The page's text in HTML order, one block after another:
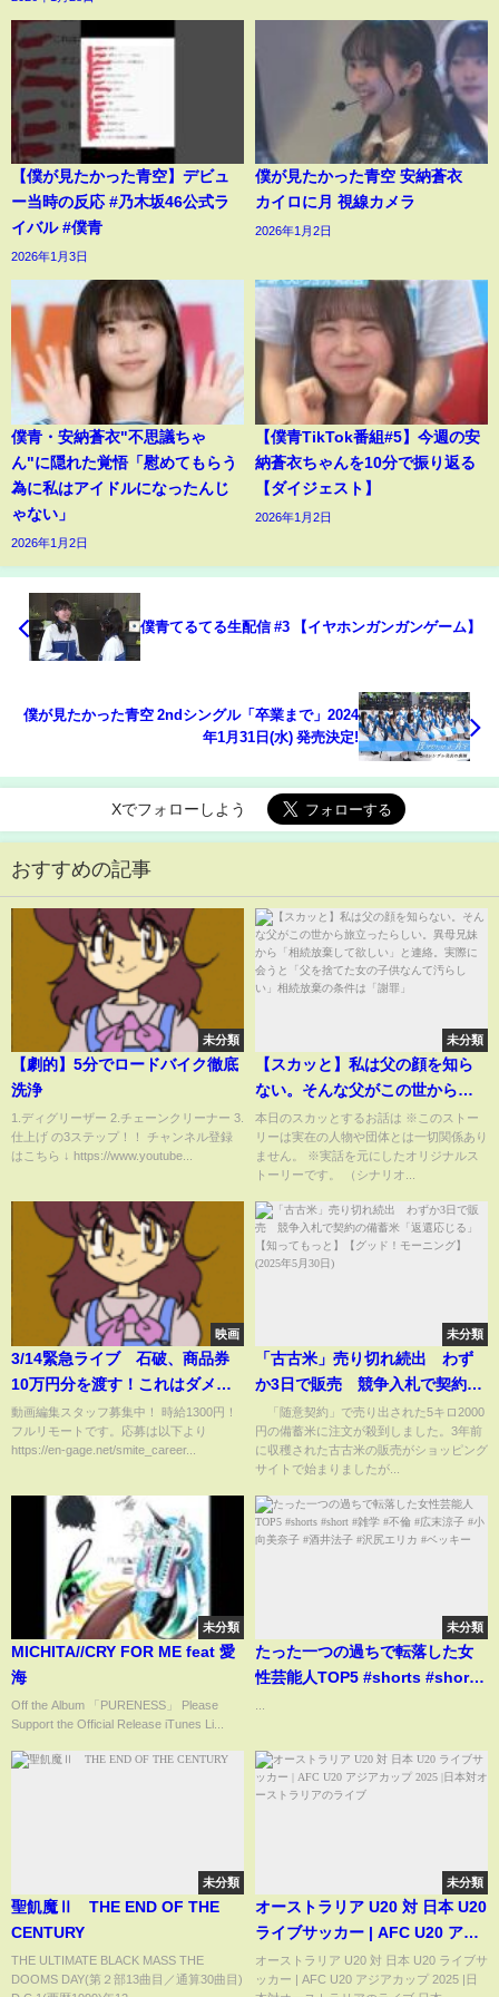
【僕が見たかった青空】デビュ
ー当時の反応 #乃木坂46公式ラ
イバル #僕青
2026年1月3日
僕が見たかった青空 安納蒼衣
カイロに月 視線カメラ
2026年1月2日
僕青・安納蒼衣"不思議ちゃ
ん"に隠れた覚悟「慰めてもらう
為に私はアイドルになったんじ
ゃない」
2026年1月2日
【僕青TikTok番組#5】今週の安
納蒼衣ちゃんを10分で振り返る
【ダイジェスト】
2026年1月2日
僕青てるてる生配信 #3 【イヤホンガンガンゲーム】
僕が見たかった青空 2ndシングル「卒業まで」2024
年1月31日(水) 発売決定!
Xでフォローしよう
おすすめの記事
未分類
【劇的】5分でロードバイク徹底
洗浄
1.ディグリーザー 2.チェーンクリーナー 3.
仕上げ の3ステップ！！ チャンネル登録
はこちら ↓ https://www.youtube...
未分類
【スカッと】私は父の顔を知ら
ない。そんな父がこの世から旅
立ったらしい。異母兄妹から
「相続放棄して欲しい」と連
絡。実際に会うと「父を捨てた
放棄の条件は「謝罪」
本日のスカッとするお話は ※このストー
リーは実在の人物や団体とは一切関係あり
ません。 ※実話を元にしたオリジナルス
トーリーです。 （シナリオ...
映画
3/14緊急ライブ 石破、商品券
10万円分を渡す！これはダメで
しょ いよいよ政権末期
動画編集スタッフ募集中！ 時給1300円！
フルリモートです。応募は以下より
https://en-gage.net/smite_career...
未分類
「古古米」売り切れ続出 わず
か3日で販売 競争入札で契約の
備蓄米「返還応じる」【知って
もっと】【グッド！モーニン
グ】(2025年5月30日)
「随意契約」で売り出された5キロ2000
円の備蓄米に注文が殺到しました。3年前
に収穫された古古米の販売がショッピング
サイトで始まりましたが...
未分類
MICHITA//CRY FOR ME feat 愛
海
Off the Album 「PURENESS」 Please
Support the Official Release iTunes Li...
未分類
たった一つの過ちで転落した女
性芸能人TOP5 #shorts #short #
キー
未分類
聖飢魔Ⅱ THE END OF THE
CENTURY
THE ULTIMATE BLACK MASS THE
DOOMS DAY(第２部13曲目／通算30曲目)
未分類
オーストラリア U20 対 日本 U20
ライブサッカー | AFC U20 アジ
アカップ 2025 |日本対オースト
ラリアのライブ
オーストラリア U20 対 日本 U20 ライブサ
ッカー | AFC U20 アジアカップ 2025 |日